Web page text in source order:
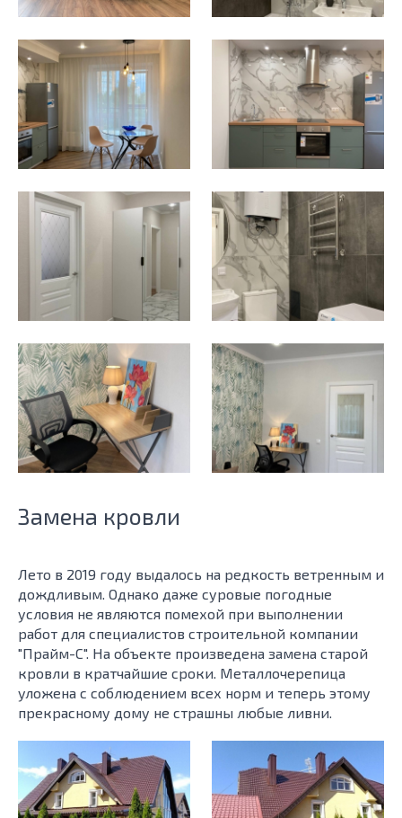
Замена кровли
Лето в 2019 году выдалось на редкость ветренным и
дождливым. Однако даже суровые погодные
условия не являются помехой при выполнении
работ для специалистов строительной компании
"Прайм-С". На объекте произведена замена старой
кровли в кратчайшие сроки. Металлочерепица
уложена с соблюдением всех норм и теперь этому
прекрасному дому не страшны любые ливни.